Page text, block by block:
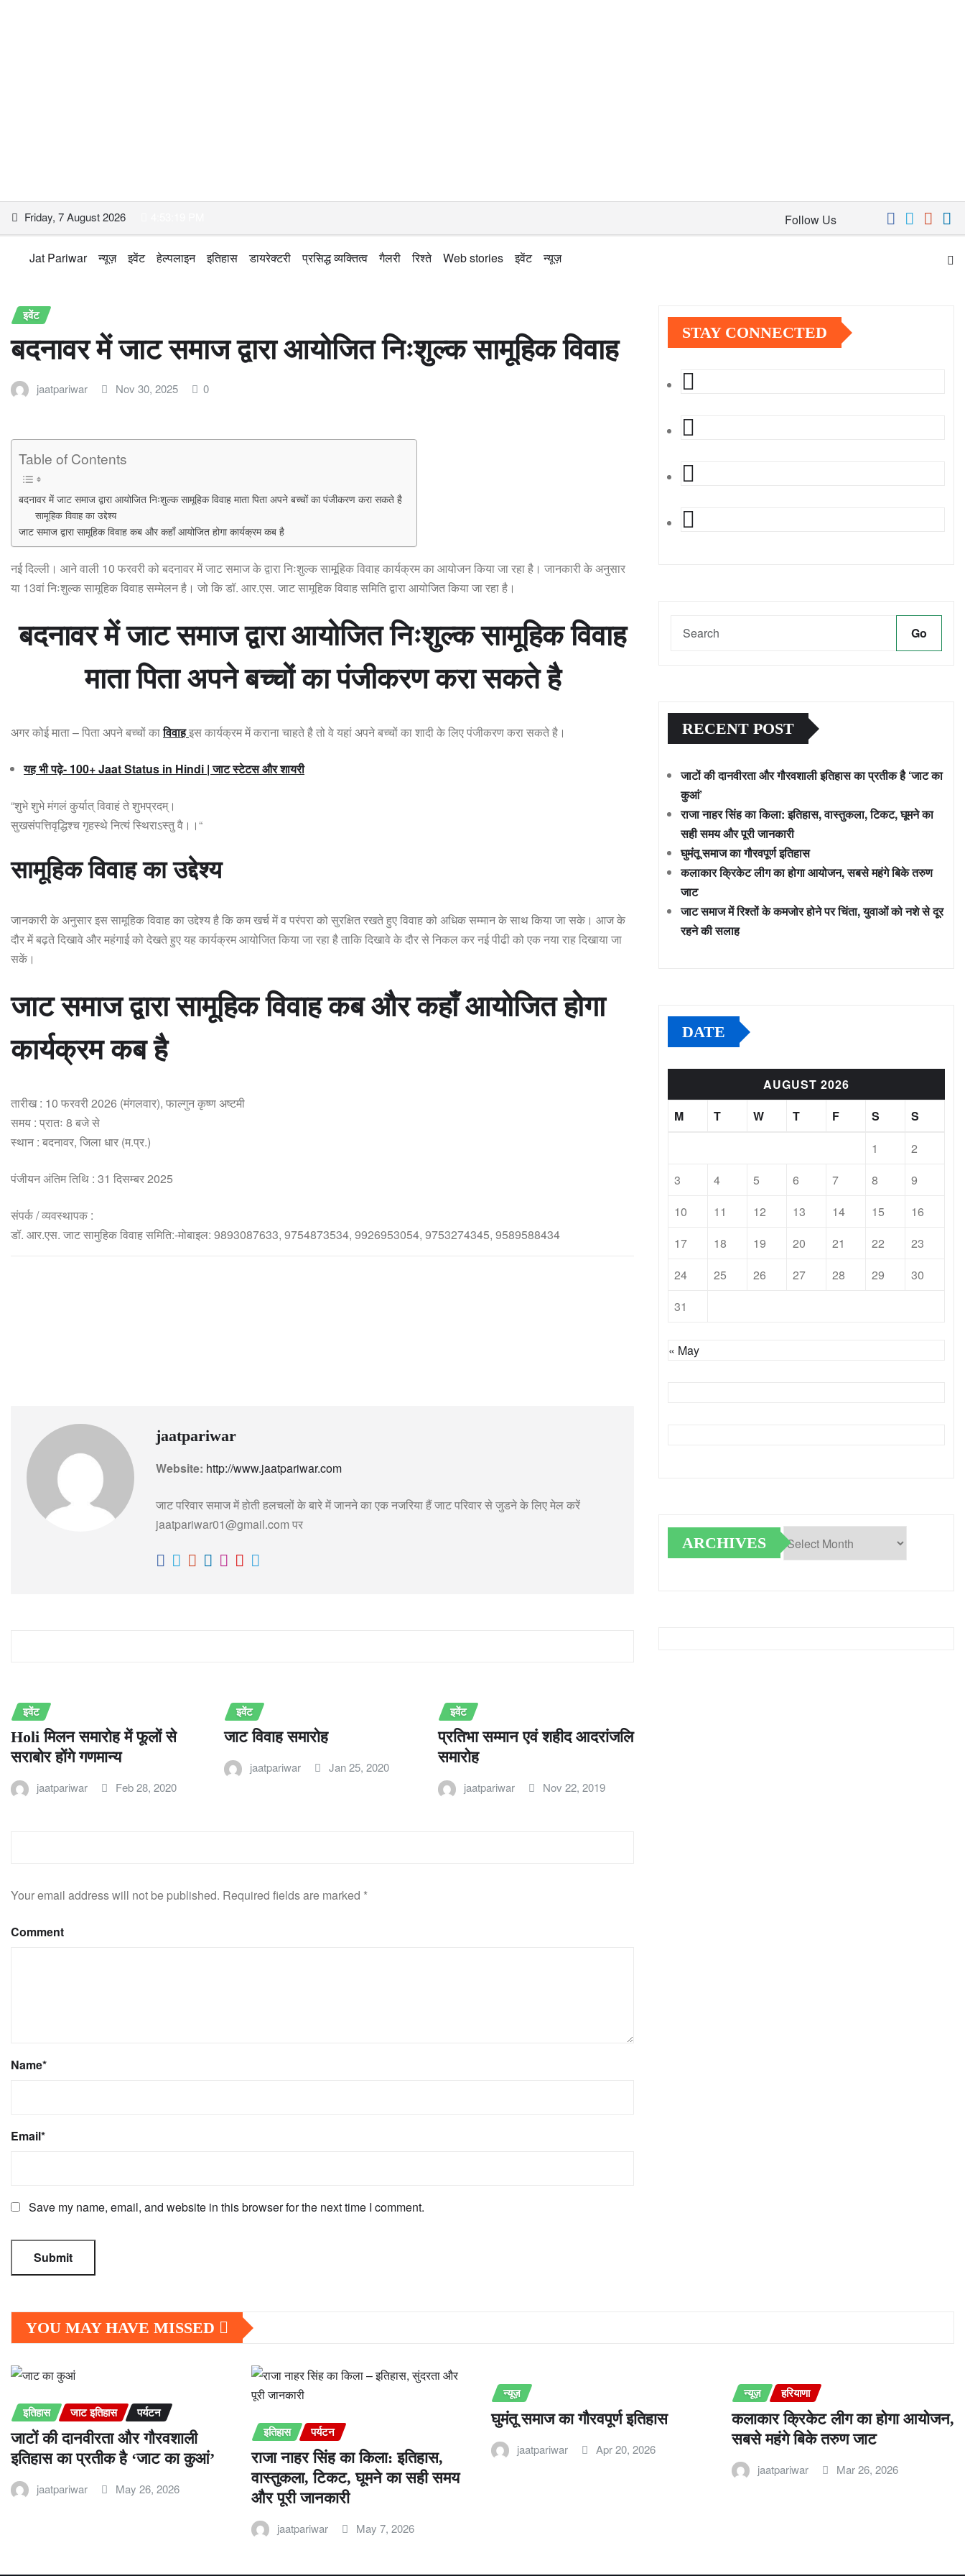
Skip Friday, 7 August 2026 Follow Us
Jat Pariwar न्यूज़ इवेंट हेल्पलाइन इतिहास डायरेक्टरी प्रसिद्ध व्यक्तित्व गैलरी रिश्ते Web stories इवेंट न्यूज़
इवेंट
बदनावर में जाट समाज द्वारा आयोजित निःशुल्क सामूहिक विवाह
jaatpariwar Nov 30, 2025 0
Table of Contents
बदनावर में जाट समाज द्वारा आयोजित निःशुल्क सामूहिक विवाह माता पिता अपने बच्चों का पंजीकरण करा सकते है
सामूहिक विवाह का उद्देश्य
जाट समाज द्वारा सामूहिक विवाह कब और कहाँ आयोजित होगा कार्यक्रम कब है
नई दिल्ली। आने वाली 10 फरवरी को बदनावर में जाट समाज के द्वारा निःशुल्क सामूहिक विवाह कार्यक्रम का आयोजन किया जा रहा है। जानकारी के अनुसार
या 13वां निःशुल्क सामूहिक विवाह सम्मेलन है। जो कि डॉ. आर.एस. जाट सामूहिक विवाह समिति द्वारा आयोजित किया जा रहा है।
बदनावर में जाट समाज द्वारा आयोजित निःशुल्क सामूहिक विवाह
माता पिता अपने बच्चों का पंजीकरण करा सकते है
अगर कोई माता – पिता अपने बच्चों काविवाहइस कार्यक्रम में कराना चाहते है तो वे यहां अपने बच्चों का शादी के लिए पंजीकरण करा सकते है।
यह भी पढ़े- 100+ Jaat Status in Hindi | जाट स्टेटस और शायरी
“शुभे शुभे मंगलं कुर्यात् विवाहं ते शुभप्रदम्।
सुखसंपत्तिवृद्धिश्च गृहस्थे नित्यं स्थिराऽस्तु वै।।“
सामूहिक विवाह का उद्देश्य
जानकारी के अनुसार इस सामूहिक विवाह का उद्देश्य है कि कम खर्च में व परंपरा को सुरक्षित रखते हुए विवाह को अधिक सम्मान के साथ किया जा सके। आज के
दौर में बढ़ते दिखावे और महंगाई को देखते हुए यह कार्यक्रम आयोजित किया जा रहा है ताकि दिखावे के दौर से निकल कर नई पीढी को एक नया राह दिखाया जा
सकें।
जाट समाज द्वारा सामूहिक विवाह कब और कहाँ आयोजित होगा
कार्यक्रम कब है
तारीख : 10 फरवरी 2026 (मंगलवार), फाल्गुन कृष्ण अष्टमी
समय : प्रातः 8 बजे से
स्थान : बदनावर, जिला धार (म.प्र.)
पंजीयन अंतिम तिथि : 31 दिसम्बर 2025
संपर्क / व्यवस्थापक :
डॉ. आर.एस. जाट सामुहिक विवाह समिति:-मोबाइल: 9893087633, 9754873534, 9926953054, 9753274345, 9589588434
jaatpariwar
Website: http://www.jaatpariwar.com
जाट परिवार समाज में होती हलचलों के बारे में जानने का एक नजरिया हैं जाट परिवार से जुडने के लिए मेल करें
jaatpariwar01@gmail.com पर
इवेंट
Holi मिलन समारोह में फूलों से
सराबोर होंगे गणमान्य
jaatpariwar Feb 28, 2020
इवेंट
जाट विवाह समारोह
jaatpariwar Jan 25, 2020
इवेंट
प्रतिभा सम्‍मान एवं शहीद आदरांजलि
समारोह
jaatpariwar Nov 22, 2019
Your email address will not be published. Required fields are marked *
Comment
Name*
Email*
Save my name, email, and website in this browser for the next time I comment.
STAY CONNECTED
Go
RECENT POST
जाटों की दानवीरता और गौरवशाली इतिहास का प्रतीक है ‘जाट का
कुआं’
राजा नाहर सिंह का किला: इतिहास, वास्तुकला, टिकट, घूमने का
सही समय और पूरी जानकारी
घुमंतू समाज का गौरवपूर्ण इतिहास
कलाकार क्रिकेट लीग का होगा आयोजन, सबसे महंगे बिके तरुण
जाट
जाट समाज में रिश्तों के कमजोर होने पर चिंता, युवाओं को नशे से दूर
रहने की सलाह
DATE
AUGUST 2026
M
T W T F S
S
1
2
3
4 5 6 7 8
9
10
11 12 13 14 15
16
17
18 19 20 21 22
23
24
25 26 27 28 29
30
31
« May
ARCHIVES
YOU MAY HAVE MISSED
इतिहास जाट इतिहास पर्यटन
जाटों की दानवीरता और गौरवशाली
इतिहास का प्रतीक है ‘जाट का कुआं’
jaatpariwar May 26, 2026
इतिहास पर्यटन
राजा नाहर सिंह का किला: इतिहास,
वास्तुकला, टिकट, घूमने का सही समय
और पूरी जानकारी
jaatpariwar May 7, 2026
न्यूज़
घुमंतू समाज का गौरवपूर्ण इतिहास
jaatpariwar Apr 20, 2026
न्यूज़ हरियाणा
कलाकार क्रिकेट लीग का होगा आयोजन,
सबसे महंगे बिके तरुण जाट
jaatpariwar Mar 26, 2026